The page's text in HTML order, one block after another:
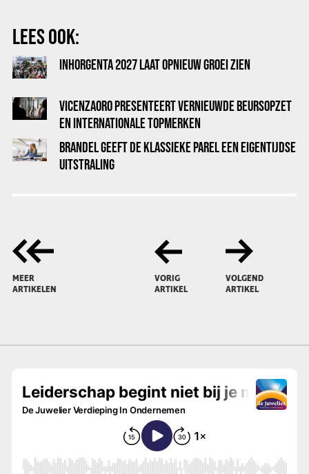
LEES OOK:
INHORGENTA 2027 LAAT OPNIEUW GROEI ZIEN
VICENZAORO PRESENTEERT VERNIEUWDE BEURSOPZET
EN INTERNATIONALE TOPMERKEN
BRANDEL GEEFT DE KLASSIEKE PAREL EEN EIGENTIJDSE
UITSTRALING
MEER
ARTIKELEN
VORIG
ARTIKEL
VOLGEND
ARTIKEL